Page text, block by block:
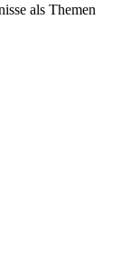
als Themen